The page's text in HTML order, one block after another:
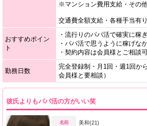
※マンション費用支給・その
交通費全額支給・各種手当有り
おすすめポイン
ト
・流行りのパパ活で確実に稼
・パパ活で思うように稼げな
・契約内容は会員様とご相談
勤務日数
完全登録制・月1回・週1回か
会員様と要相談）
彼氏よりもパパ活の方がいい笑
名前 美和(21)